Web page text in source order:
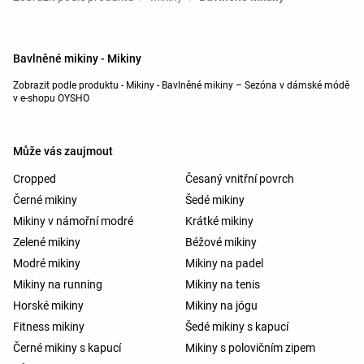
Bavlněné mikiny - Mikiny
Zobrazit podle produktu - Mikiny - Bavlněné mikiny – Sezóna v dámské módě
v e-shopu OYSHO
Může vás zaujmout
Cropped
Česaný vnitřní povrch
Černé mikiny
Šedé mikiny
Mikiny v námořní modré
Krátké mikiny
Zelené mikiny
Béžové mikiny
Modré mikiny
Mikiny na padel
Mikiny na running
Mikiny na tenis
Horské mikiny
Mikiny na jógu
Fitness mikiny
Šedé mikiny s kapucí
Černé mikiny s kapucí
Mikiny s polovičním zipem